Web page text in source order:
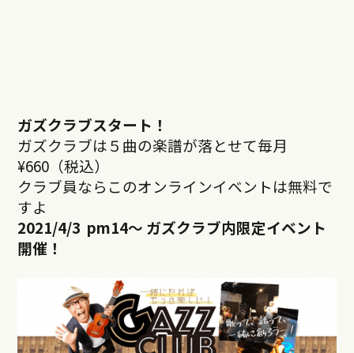
ガズクラブスタート！
ガズクラブは５曲の楽譜が落とせて毎月
¥660（税込）
クラブ員ならこのオンラインイベントは無料で
すよ
2021/4/3 pm14～ ガズクラブ内限定イベント
開催！